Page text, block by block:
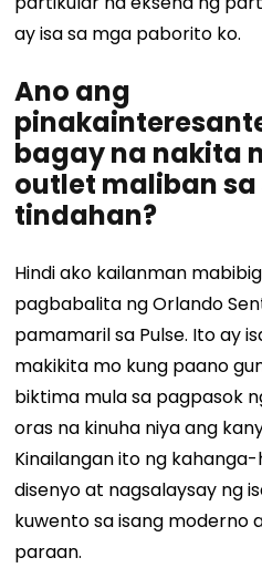
ay isa sa mga paborito ko.
Ano ang
bagay na nakita
outlet maliban
tindahan?
Hindi ako kailanman
pagbabalita ng Orlando
pamamaril sa Pulse. Ito ay
makikita mo kung paano
biktima mula sa pagpasok
oras na kinuha niya ang
Kinailangan ito ng
disenyo at nagsalaysay ng
kuwento sa isang moderno
paraan.